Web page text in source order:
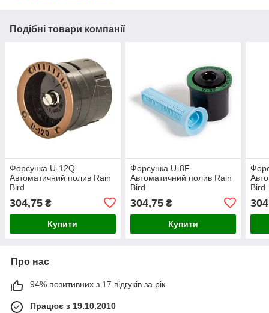
Подібні товари компанії
Форсунка U-12Q.
Автоматичний полив Rain
Bird
304,75 ₴
Купити
Форсунка U-8F.
Автоматичний полив Rain
Bird
304,75₴
Купити
Bird
Про нас
94% позитивних з 17 відгуків за рік
Працює з 19.10.2010